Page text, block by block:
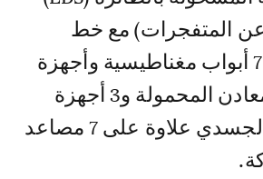
المتفجرات) مع خط
أوتوماتيكي، ثم 7 أبواب مغناطيسية وأجهزة
للكشف عن المعادن المحمولة و3 أجهزة
ضوئية للمسح الجسدي علاوة على 7 مصاعد